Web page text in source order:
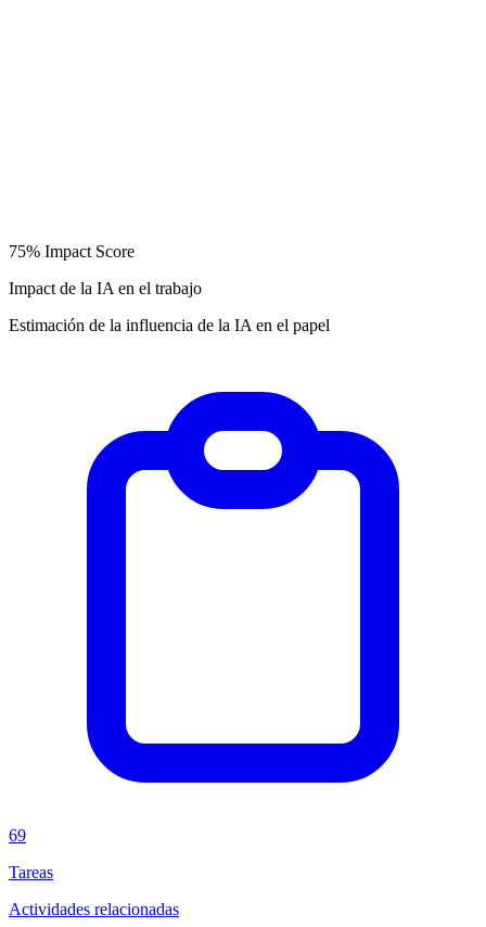
75% Impact Score
Impact de la IA en el trabajo
Estimación de la influencia de la IA en el papel
69
Tareas
Actividades relacionadas